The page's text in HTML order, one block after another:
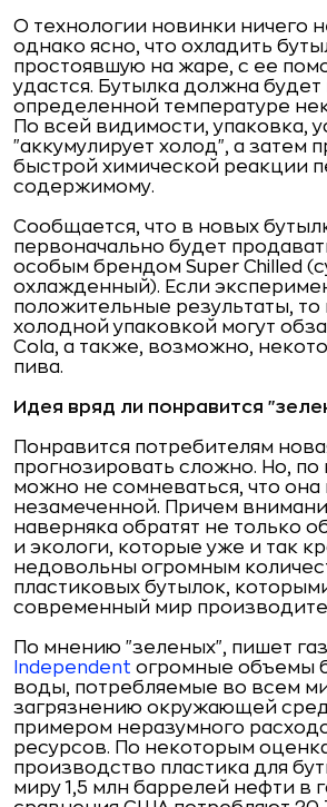
О технологии новинки ничего
однако ясно, что охладить
простоявшую на жаре, с ее
удастся. Бутылка должна будет
определенной температуре
По всей видимости, упаковка,
"аккумулирует холод", а затем
быстрой химической реакции
содержимому.
Сообщается, что в новых
первоначально будет
особым брендом Super Chilled
охлажденный). Если
положительные результаты, то
холодной упаковкой могут
Cola, а также, возможно,
пива.
Идея вряд ли понравится
Понравится потребителям
прогнозировать сложно. Но, по
можно не сомневаться, что она
незамеченной. Причем
наверняка обратят не только
и экологи, которые уже и так
недовольны огромным
пластиковых бутылок,
современный мир
По мнению "зеленых", пишет
Independent огромные объемы
воды, потребляемые во всем
загрязнению окружающей
примером неразумного
ресурсов. По некоторым
производство пластика для
миру 1,5 млн баррелей нефти в